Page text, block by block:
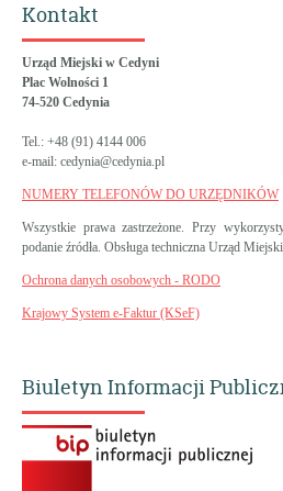
Kontakt
Urząd Miejski w Cedyni
Plac Wolności 1
74-520 Cedynia
Tel.: +48 (91) 4144 006
e-mail: cedynia@cedynia.pl
NUMERY TELEFONÓW DO URZĘDNIKÓW
Wszystkie prawa zastrzeżone. Przy
podanie źródła. Obsługa techniczna Urząd
Ochrona danych osobowych - RODO
Krajowy System e-Faktur (KSeF)
Biuletyn Informacji